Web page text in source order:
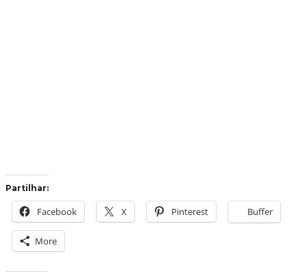
Partilhar:
Facebook X Pinterest Buffer
More